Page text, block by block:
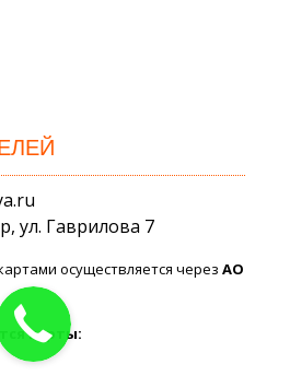
ул. Гаврилова 7
осуществляется черезАО
карты: